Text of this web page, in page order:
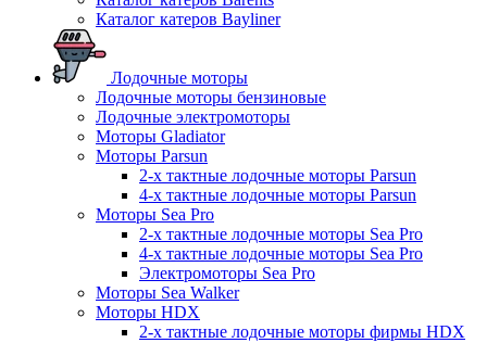
Каталог катеров Bayliner
Лодочные моторы
Лодочные моторы бензиновые
Лодочные электромоторы
Моторы Gladiator
Моторы Parsun
2-х тактные лодочные моторы Parsun
4-х тактные лодочные моторы Parsun
Моторы Sea Pro
2-х тактные лодочные моторы Sea Pro
4-х тактные лодочные моторы Sea Pro
Электромоторы Sea Pro
Моторы Sea Walker
Моторы HDX
2-х тактные лодочные моторы фирмы HDX